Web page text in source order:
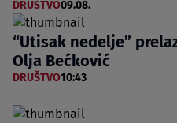
DRUŠTVO09.08.
“Utisak nedelje”
Olja Bećković
DRUŠTVO10:43